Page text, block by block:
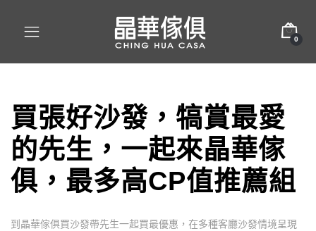
0
買張好沙發，犒賞最愛
的先生，一起來晶華傢
俱，最多高CP值推薦組
到晶華傢俱買沙發帶先生一起買最優惠，在多種客廳沙發情境呈現